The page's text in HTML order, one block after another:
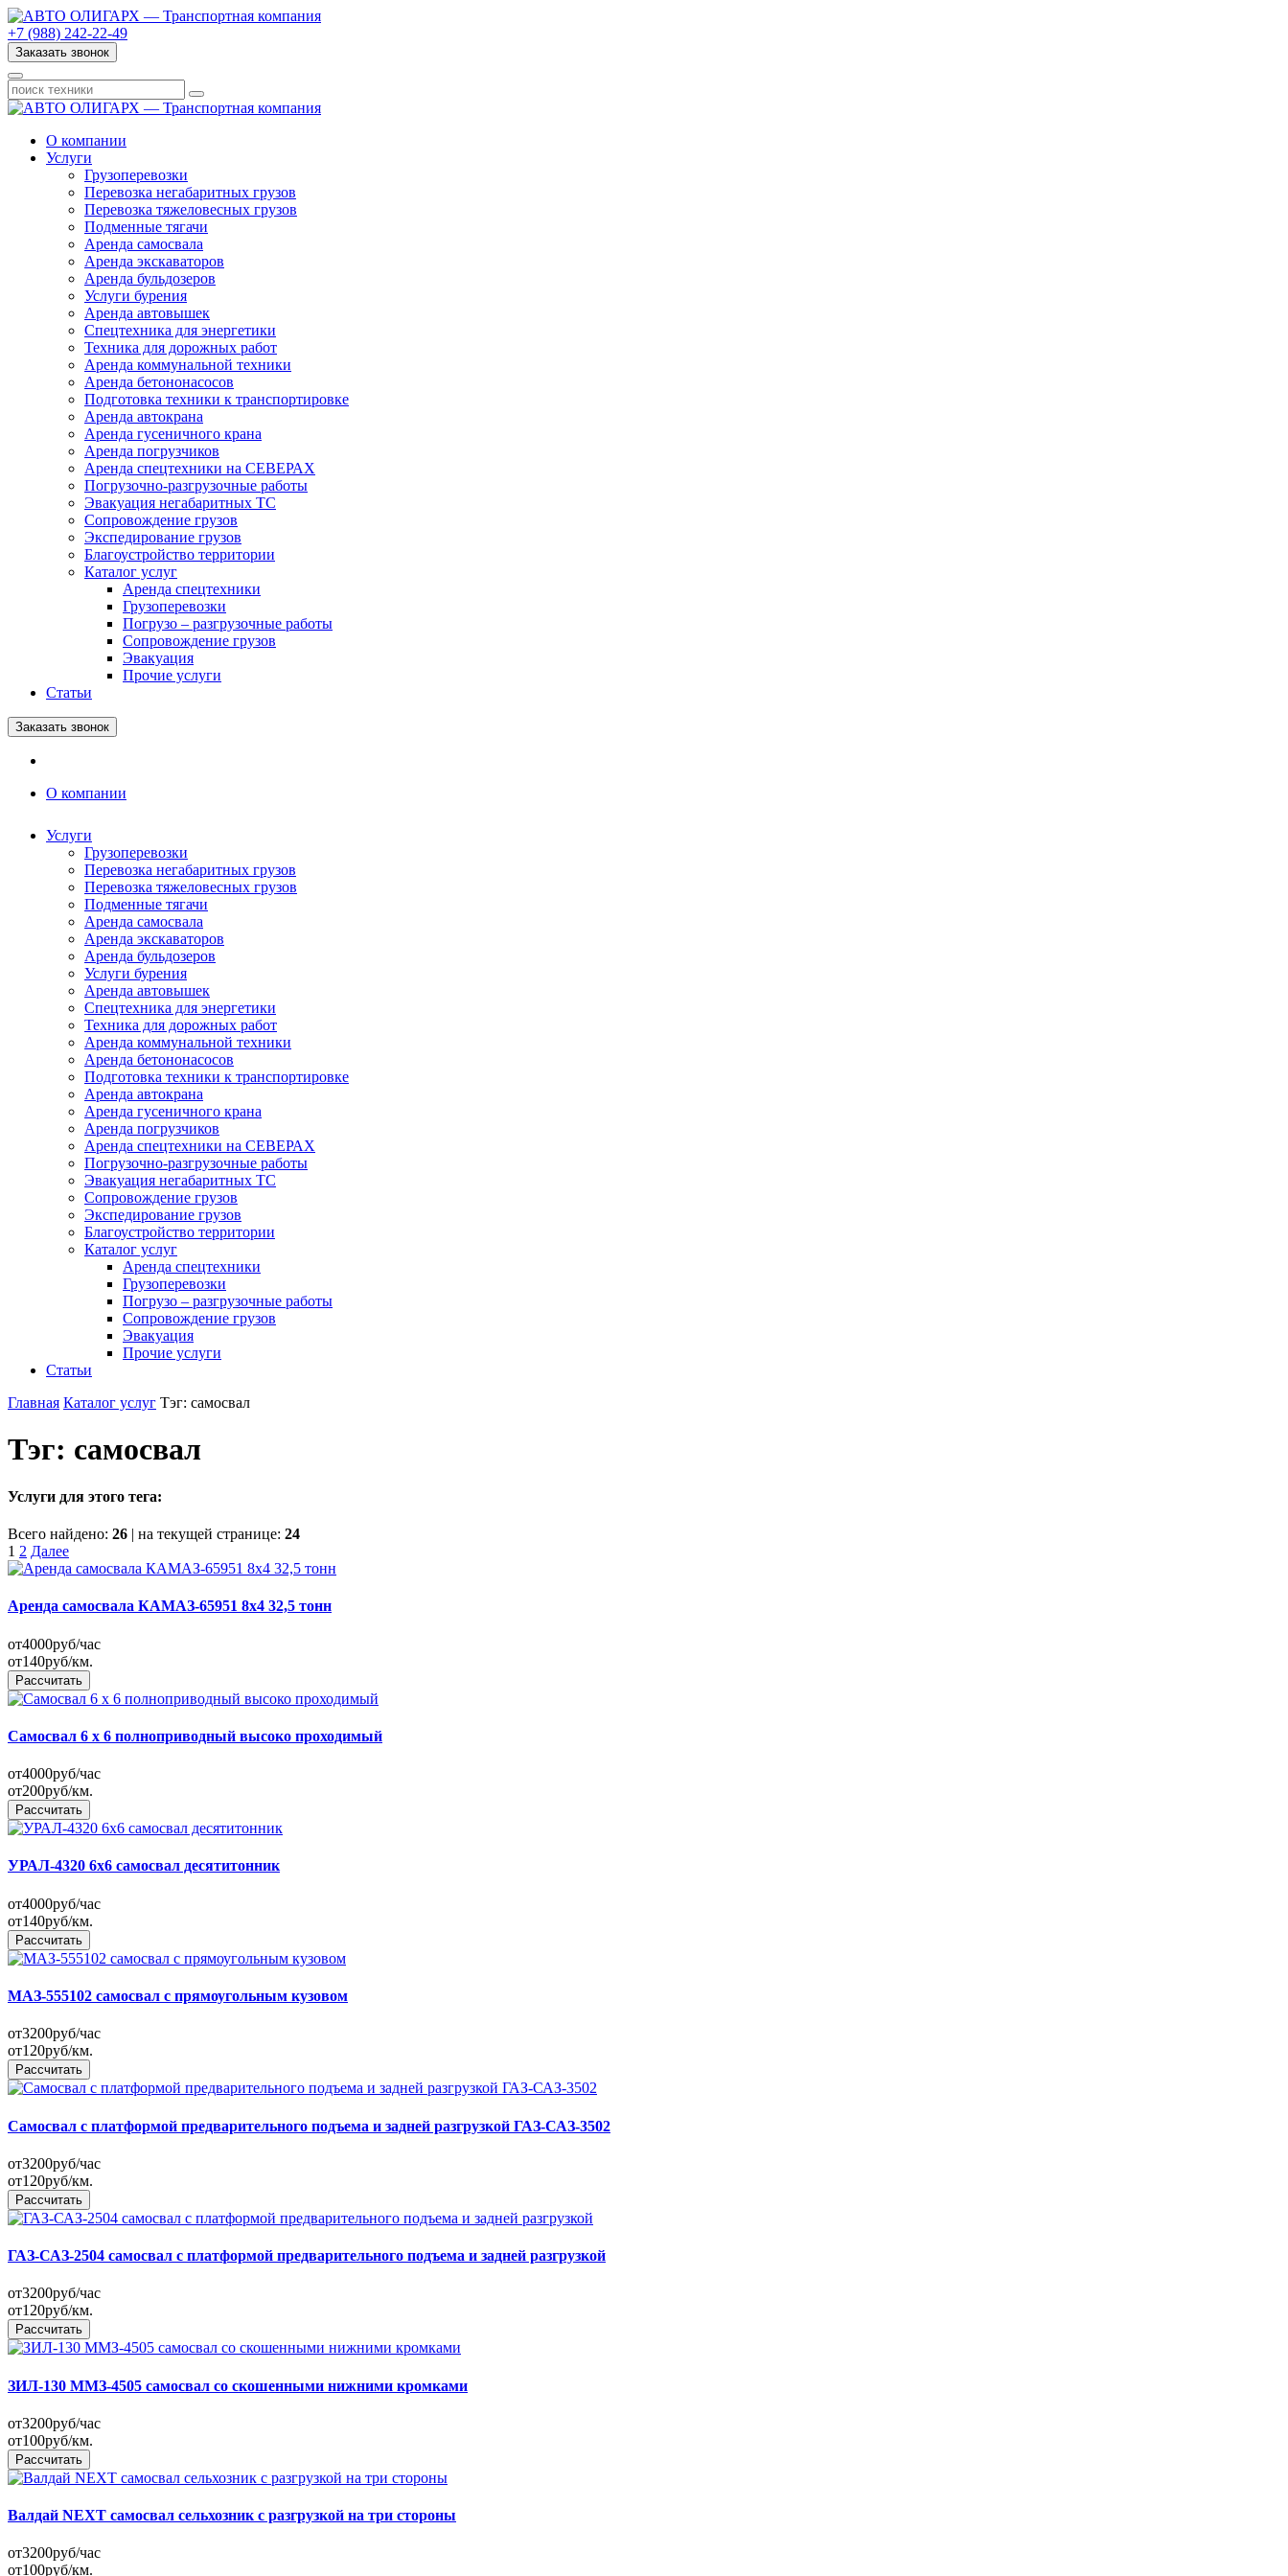
+7 (988) 242-22-49
Заказать звонок
О компании
Услуги
Грузоперевозки
Перевозка негабаритных грузов
Перевозка тяжеловесных грузов
Подменные тягачи
Аренда самосвала
Аренда экскаваторов
Аренда бульдозеров
Услуги бурения
Аренда автовышек
Спецтехника для энергетики
Техника для дорожных работ
Аренда коммунальной техники
Аренда бетононасосов
Подготовка техники к транспортировке
Аренда автокрана
Аренда гусеничного крана
Аренда погрузчиков
Аренда спецтехники на СЕВЕРАХ
Погрузочно-разгрузочные работы
Эвакуация негабаритных ТС
Сопровождение грузов
Экспедирование грузов
Благоустройство территории
Каталог услуг
Аренда спецтехники
Грузоперевозки
Погрузо – разгрузочные работы
Сопровождение грузов
Эвакуация
Прочие услуги
Статьи
Заказать звонок
О компании
Услуги
Грузоперевозки
Перевозка негабаритных грузов
Перевозка тяжеловесных грузов
Подменные тягачи
Аренда самосвала
Аренда экскаваторов
Аренда бульдозеров
Услуги бурения
Аренда автовышек
Спецтехника для энергетики
Техника для дорожных работ
Аренда коммунальной техники
Аренда бетононасосов
Подготовка техники к транспортировке
Аренда автокрана
Аренда гусеничного крана
Аренда погрузчиков
Аренда спецтехники на СЕВЕРАХ
Погрузочно-разгрузочные работы
Эвакуация негабаритных ТС
Сопровождение грузов
Экспедирование грузов
Благоустройство территории
Каталог услуг
Аренда спецтехники
Грузоперевозки
Погрузо – разгрузочные работы
Сопровождение грузов
Эвакуация
Прочие услуги
Статьи
Главная Каталог услуг Тэг: самосвал
Тэг: самосвал
Услуги для этого тега:
Всего найдено: 26 | на текущей странице: 24
Пагинация
записей
1 2 Далее
Аренда самосвала КАМАЗ-65951 8x4 32,5 тонн
от4000руб/час
от140руб/км.
Рассчитать
Самосвал 6 х 6 полноприводный высоко проходимый
от4000руб/час
от200руб/км.
Рассчитать
УРАЛ-4320 6x6 самосвал десятитонник
от4000руб/час
от140руб/км.
Рассчитать
МАЗ-555102 самосвал с прямоугольным кузовом
от3200руб/час
от120руб/км.
Рассчитать
Самосвал с платформой предварительного подъема и задней разгрузкой ГАЗ-САЗ-3502
от3200руб/час
от120руб/км.
Рассчитать
ГАЗ-САЗ-2504 самосвал с платформой предварительного подъема и задней разгрузкой
от3200руб/час
от120руб/км.
Рассчитать
ЗИЛ-130 ММЗ-4505 самосвал со скошенными нижними кромками
от3200руб/час
от100руб/км.
Рассчитать
Валдай NEXT самосвал сельхозник с разгрузкой на три стороны
от3200руб/час
от100руб/км.